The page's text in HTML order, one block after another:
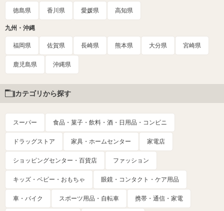
徳島県 香川県 愛媛県 高知県
九州・沖縄
福岡県 佐賀県 長崎県 熊本県 大分県 宮崎県
鹿児島県 沖縄県
カテゴリから探す
スーパー 食品・菓子・飲料・酒・日用品・コンビニ
ドラッグストア 家具・ホームセンター 家電店
ショッピングセンター・百貨店 ファッション
キッズ・ベビー・おもちゃ 眼鏡・コンタクト・ケア用品
車・バイク スポーツ用品・自転車 携帯・通信・家電